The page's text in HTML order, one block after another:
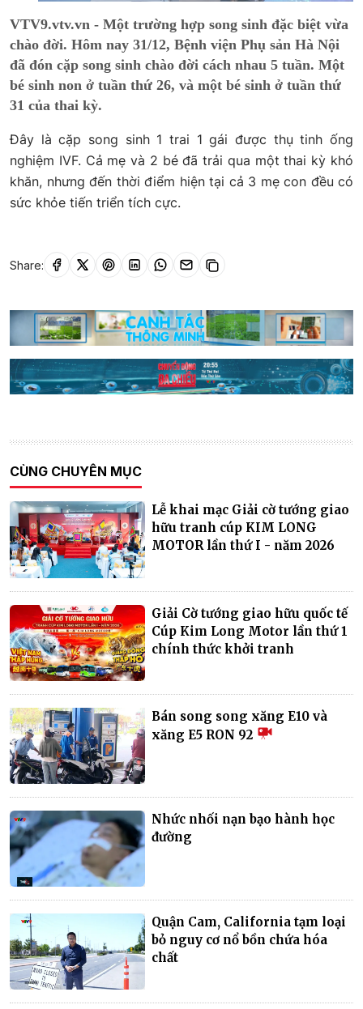
Time
VTV9.vtv.vn - Một trường hợp song sinh đặc biệt vừa
chào đời. Hôm nay 31/12, Bệnh viện Phụ sản Hà Nội
đã đón cặp song sinh chào đời cách nhau 5 tuần. Một
bé sinh non ở tuần thứ 26, và một bé sinh ở tuần thứ
31 của thai kỳ.
Đây là cặp song sinh 1 trai 1 gái được thụ tinh ống
nghiệm IVF. Cả mẹ và 2 bé đã trải qua một thai kỳ khó
khăn, nhưng đến thời điểm hiện tại cả 3 mẹ con đều có
sức khỏe tiến triển tích cực.
Share:
CÙNG CHUYÊN MỤC
Lễ khai mạc Giải cờ tướng giao
hữu tranh cúp KIM LONG
MOTOR lần thứ I - năm 2026
Giải Cờ tướng giao hữu quốc tế
Cúp Kim Long Motor lần thứ 1
chính thức khởi tranh
Bán song song xăng E10 và
xăng E5 RON 92
Nhức nhối nạn bạo hành học
đường
Quận Cam, California tạm loại
bỏ nguy cơ nổ bồn chứa hóa
chất